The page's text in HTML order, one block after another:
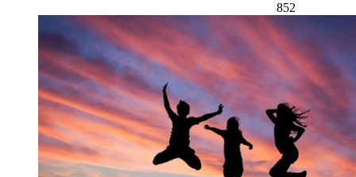
852